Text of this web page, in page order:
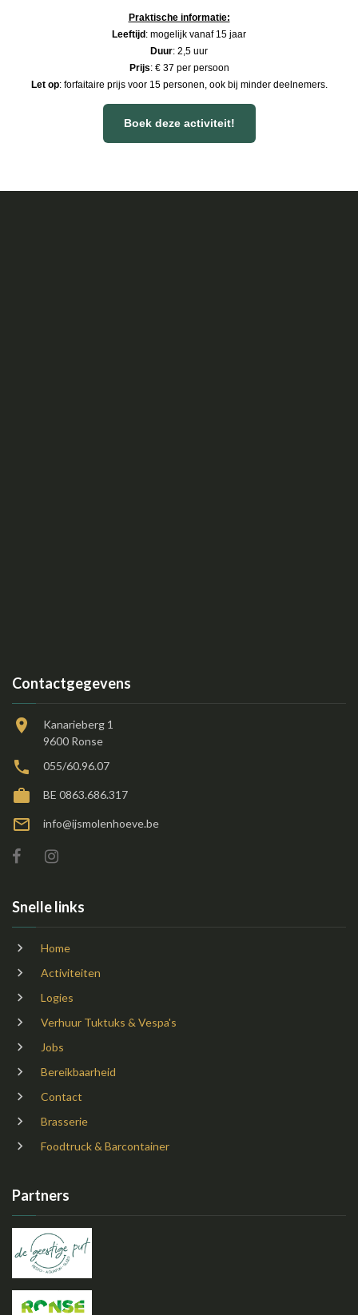
Praktische informatie:
Leeftijd : mogelijk vanaf 15 jaar
Duur: 2,5 uur
Prijs: € 37 per persoon
Let op: forfaitaire prijs voor 15 personen, ook bij minder deelnemers.
Boek deze activiteit!
Contactgegevens
Kanarieberg 1
9600 Ronse
055/60.96.07
BE 0863.686.317
info@ijsmolenhoeve.be
Snelle links
Home
Activiteiten
Logies
Verhuur Tuktuks & Vespa's
Jobs
Bereikbaarheid
Contact
Brasserie
Foodtruck & Barcontainer
Partners